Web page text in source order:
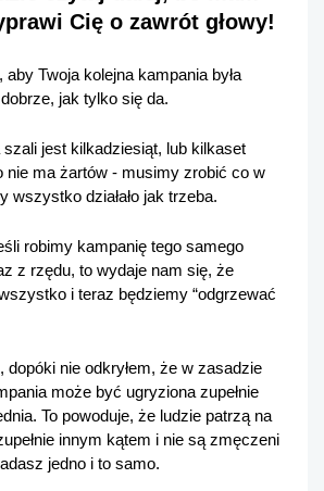
Cię o zawrót głowy!
Twoja kolejna kampania była
jak tylko się da.
szali jest kilkadziesiąt, lub kilkaset
nie ma żartów - musimy zrobić co w
wszystko działało jak trzeba.
robimy kampanię tego samego
z rzędu, to wydaje nam się, że
i teraz będziemy “odgrzewać
dopóki nie odkryłem, że w zasadzie
może być ugryziona zupełnie
To powoduje, że ludzie patrzą na
innym kątem i nie są zmęczeni
jedno i to samo.